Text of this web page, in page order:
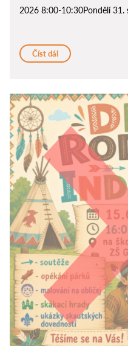
2026 8:00-10:30Pondělí
Číst dál